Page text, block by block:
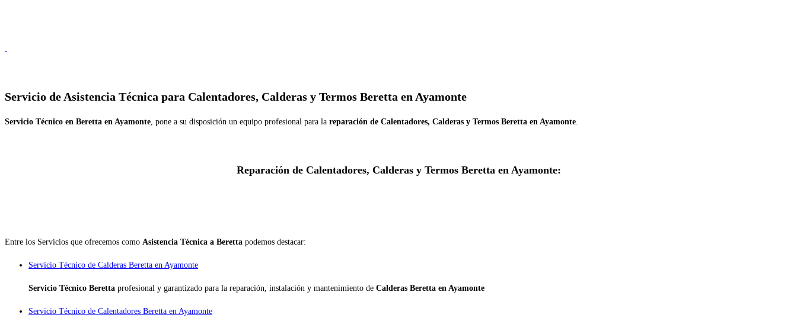
Servicio de Asistencia Técnica para Calentadores, Calderas y Termos Beretta en Ayamonte
Servicio Técnico en Beretta en Ayamonte, pone a su disposición un equipo profesional para la reparación de Calentadores, Calderas y Termos Beretta en Ayamonte.
Reparación de Calentadores, Calderas y Termos Beretta en Ayamonte:
Entre los Servicios que ofrecemos como Asistencia Técnica a Beretta podemos destacar:
Servicio Técnico de Calderas Beretta en Ayamonte
Servicio Técnico Beretta profesional y garantizado para la reparación, instalación y mantenimiento de Calderas Beretta en Ayamonte
Servicio Técnico de Calentadores Beretta en Ayamonte